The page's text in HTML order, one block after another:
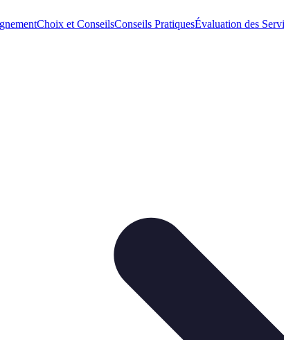
Choix et ConseilsConseils PratiquesÉvaluation des